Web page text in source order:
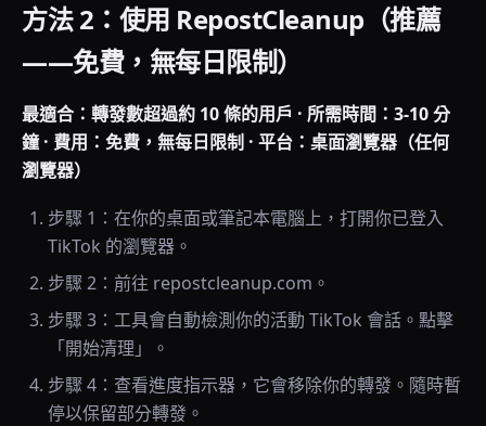
方法 2：使用 RepostCleanup（推薦
——免費，無每日限制）
最適合：轉發數超過約 10 條的用戶 · 所需時間：3-10 分
鐘 · 費用：免費，無每日限制 · 平台：桌面瀏覽器（任何
瀏覽器）
步驟 1：在你的桌面或筆記本電腦上，打開你已登入
TikTok 的瀏覽器。
步驟 2：前往 repostcleanup.com。
步驟 3：工具會自動檢測你的活動 TikTok 會話。點擊
「開始清理」。
步驟 4：查看進度指示器，它會移除你的轉發。隨時暫
停以保留部分轉發。